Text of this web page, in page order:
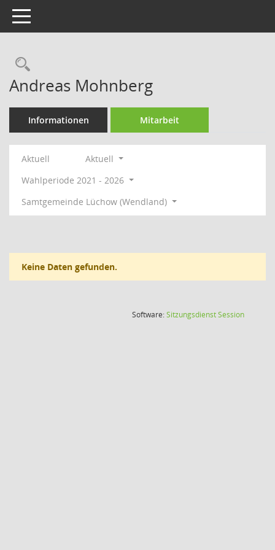
Toggle navigation
Rechercheauswahl
Andreas Mohnberg
Informationen Mitarbeit
Aktuell
Aktuell
Wahlperiode 2021 - 2026
Samtgemeinde Lüchow (Wendland)
Keine Daten gefunden.
Software:SitzungsdienstSession(Wird in